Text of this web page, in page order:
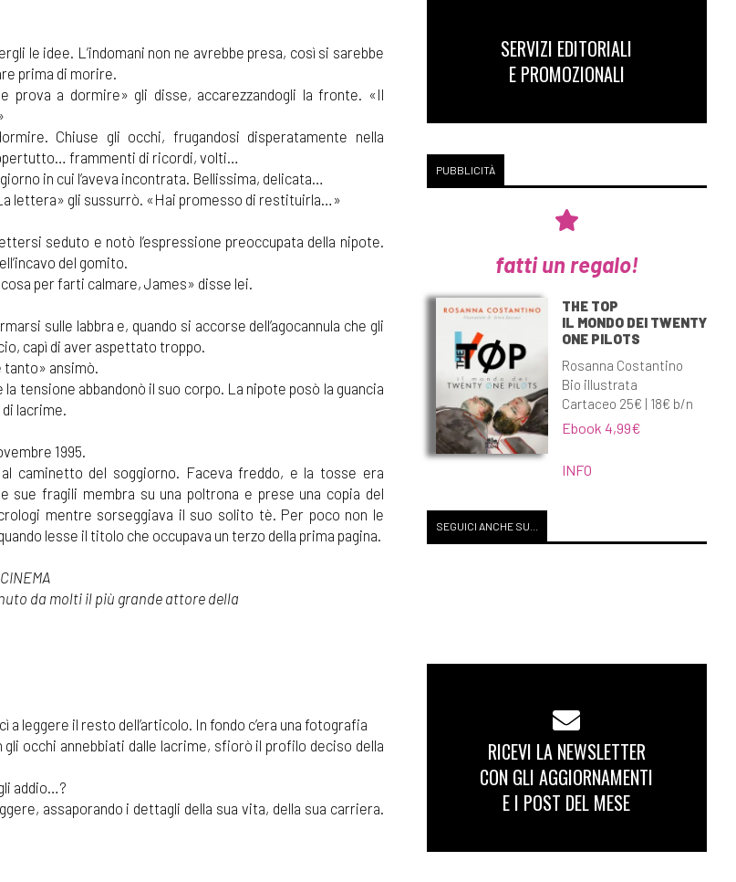
le idee. L’indomani non ne avrebbe presa, così si sarebbe
prima di morire.
prova a dormire» gli disse, accarezzandogli la fronte. «Il
Chiuse gli occhi, frugandosi disperatamente nella
frammenti di ricordi, volti…
in cui l’aveva incontrata. Bellissima, delicata…
lettera» gli sussurrò. «Hai promesso di restituirla…»
seduto e notò l’espressione preoccupata della nipote.
del gomito.
per farti calmare, James» disse lei.
sulle labbra e, quando si accorse dell’agocannula che gli
capì di aver aspettato troppo.
tanto» ansimò.
tensione abbandonò il suo corpo. La nipote posò la guancia
lacrime.
1995.
caminetto del soggiorno. Faceva freddo, e la tosse era
sue fragili membra su una poltrona e prese una copia del
mentre sorseggiava il suo solito tè. Per poco non le
lesse il titolo che occupava un terzo della prima pagina.
da molti il più grande attore della
leggere il resto dell’articolo. In fondo c’era una fotografia
occhi annebbiati dalle lacrime, sfiorò il profilo deciso della
addio…?
assaporando i dettagli della sua vita, della sua carriera.
SERVIZI EDITORIALI
E PROMOZIONALI
PUBBLICITÀ
fatti un regalo!
THE TOP
IL MONDO DEI TWENTY
ONE PILOTS
Rosanna Costantino
Bio illustrata
Cartaceo 25€ | 18€ b/n
Ebook 4,99€
INFO
SEGUICI ANCHE SU...
RICEVI LA NEWSLETTER
CON GLI AGGIORNAMENTI
E I POST DEL MESE